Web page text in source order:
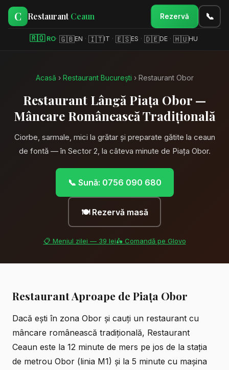
C RestaurantCeaun
🇷🇴RO· 🇬🇧EN · 🇮🇹IT · 🇪🇸ES · 🇩🇪DE · 🇭🇺HU
Rezervă 📞
Acasă › Restaurant București › Restaurant Obor
Restaurant Lângă Piața Obor —
Mâncare Românească Tradițională
Ciorbe, sarmale, mici la grătar și preparate gătite la ceaun
de fontă — în Sector 2, la câteva minute de Piața Obor.
📞 Sună: 0756 090 680
🍽️ Rezervă masă
📋 Meniul zilei — 39 lei🛵 Comandă pe Glovo
Restaurant Aproape de Piața Obor
Dacă ești în zona Obor și cauți un restaurant cu
mâncare românească tradițională, Restaurant
Ceaun este la 12 minute de mers pe jos de la stația
de metrou Obor (linia M1) și la 5 minute cu mașina